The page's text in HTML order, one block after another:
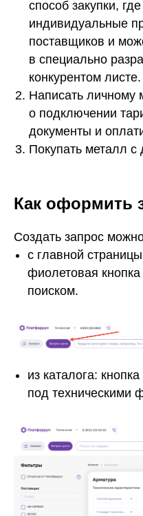
способ закупки,
индивидуальные
поставщиков и
в специально
конкурентом листе.
Написать личному
о подключении
документы и
Покупать металл с
Как оформить
Создать запрос
с главной
фиолетовая
поиском.
из каталога:
под техническими